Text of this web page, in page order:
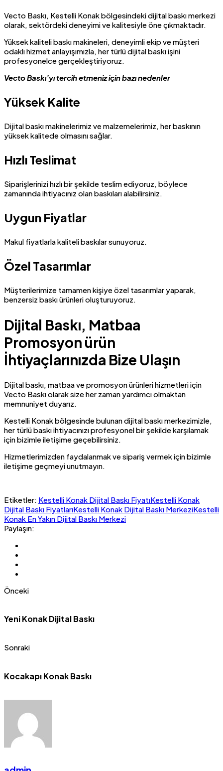
Vecto Baskı, Kestelli Konak bölgesindeki dijital baskı merkezi
olarak, sektördeki deneyimi ve kalitesiyle öne çıkmaktadır.
Yüksek kaliteli baskı makineleri, deneyimli ekip ve müşteri
odaklı hizmet anlayışımızla, her türlü dijital baskı işini
profesyonelce gerçekleştiriyoruz.
Vecto Baskı’yı tercih etmeniz için bazı nedenler
Yüksek Kalite
Dijital baskı makinelerimiz ve malzemelerimiz, her baskının
yüksek kalitede olmasını sağlar.
Hızlı Teslimat
Siparişlerinizi hızlı bir şekilde teslim ediyoruz, böylece
zamanında ihtiyacınız olan baskıları alabilirsiniz.
Uygun Fiyatlar
Makul fiyatlarla kaliteli baskılar sunuyoruz.
Özel Tasarımlar
Müşterilerimize tamamen kişiye özel tasarımlar yaparak,
benzersiz baskı ürünleri oluşturuyoruz.
Dijital Baskı, Matbaa
Promosyon ürün
İhtiyaçlarınızda Bize Ulaşın
Dijital baskı, matbaa ve promosyon ürünleri hizmetleri için
Vecto Baskı olarak size her zaman yardımcı olmaktan
memnuniyet duyarız.
Kestelli Konak bölgesinde bulunan dijital baskı merkezimizle,
her türlü baskı ihtiyacınızı profesyonel bir şekilde karşılamak
için bizimle iletişime geçebilirsiniz.
Hizmetlerimizden faydalanmak ve sipariş vermek için bizimle
iletişime geçmeyi unutmayın.
Etiketler: Kestelli Konak Dijital Baskı FiyatıKestelli Konak
Dijital Baskı FiyatlarıKestelli Konak Dijital Baskı MerkeziKestelli
Konak En Yakın Dijital Baskı Merkezi
Paylaşın:
Önceki
Yeni Konak Dijital Baskı
Sonraki
Kocakapı Konak Baskı